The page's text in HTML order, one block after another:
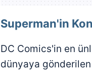
Superman'in
DC Comics'in en
dünyaya